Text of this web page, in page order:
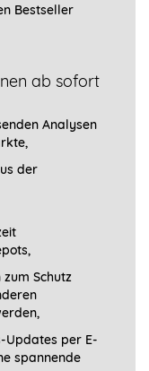
Bestseller
ab sofort
Analysen
der
Schutz
Updates per E-
spannende